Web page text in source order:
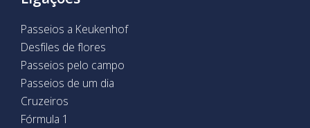
Passeios a Keukenhof
Desfiles de flores
Passeios pelo campo
Passeios de um dia
Cruzeiros
Fórmula 1